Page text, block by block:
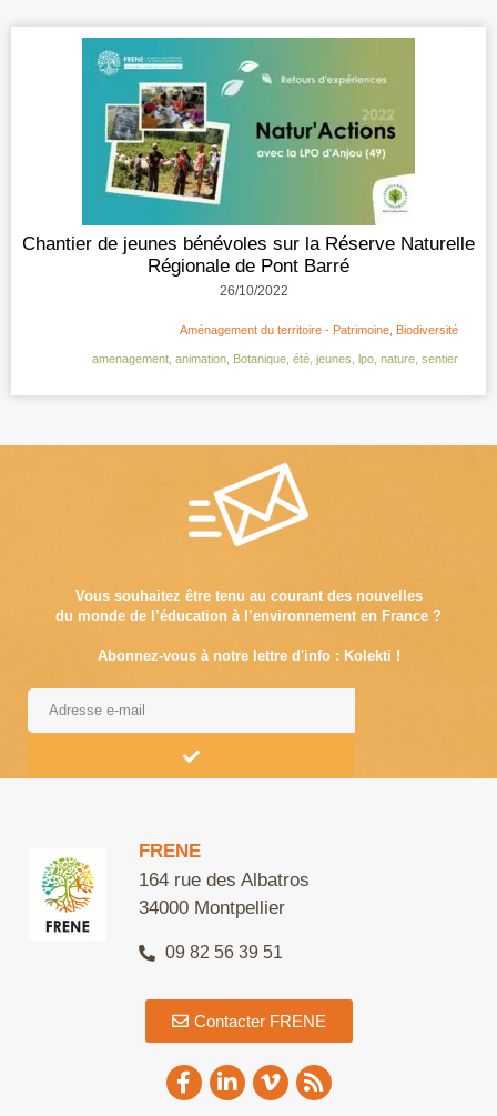
Chantier de jeunes bénévoles sur la Réserve Naturelle
Régionale de Pont Barré
26/10/2022
Aménagement du territoire - Patrimoine Biodiversité
amenagement animation Botanique été jeunes lpo nature sentier
Vous souhaitez être tenu au courant des nouvelles
du monde de l’éducation à l’environnement en France ?
Abonnez-vous à notre lettre d'info : Kolekti !
FRENE
164 rue des Albatros
34000 Montpellier
09 82 56 39 51
Contacter FRENE